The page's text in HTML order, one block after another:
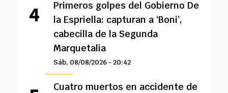
Primeros golpes del Gobierno De
la Espriella: capturan a ‘Boni’,
cabecilla de la Segunda
Marquetalia
Sáb, 08/08/2026 - 20:42
Cuatro muertos en accidente de